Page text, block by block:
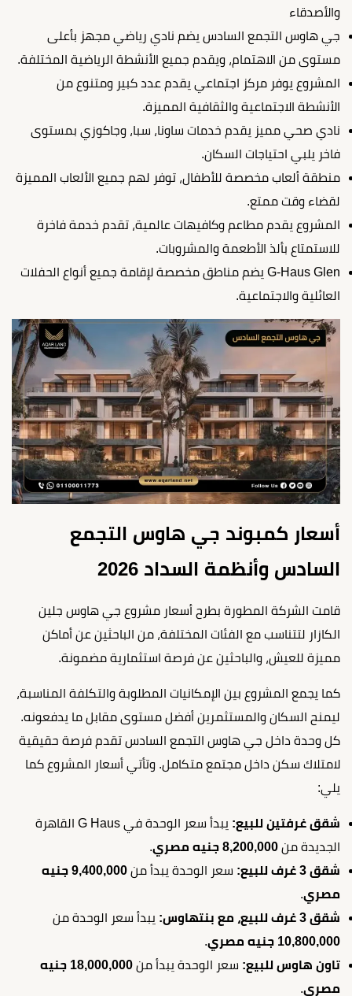
والأصدقاء
جي هاوس التجمع السادس يضم نادي رياضي مجهز بأعلى
مستوى من الاهتمام، ويقدم جميع الأنشطة الرياضية المختلفة.
المشروع يوفر مركز اجتماعي يقدم عدد كبير ومتنوع من
الأنشطة الاجتماعية والثقافية المميزة.
نادي صحي مميز يقدم خدمات ساونا، سبا، وجاكوزي بمستوى
فاخر يلبي احتياجات السكان.
منطقة ألعاب مخصصة للأطفال، توفر لهم جميع الألعاب المميزة
لقضاء وقت ممتع.
المشروع يقدم مطاعم وكافيهات عالمية، تقدم خدمة فاخرة
للاستمتاع بألذ الأطعمة والمشروبات.
G-Haus Glen يضم مناطق مخصصة لإقامة جميع أنواع الحفلات
العائلية والاجتماعية.
أسعار كمبوند جي هاوس التجمع
السادس وأنظمة السداد 2026
قامت الشركة المطورة بطرح أسعار مشروع جي هاوس جلين
الكازار لتتناسب مع الفئات المختلفة، من الباحثين عن أماكن
مميزة للعيش، والباحثين عن فرصة استثمارية مضمونة.
كما يجمع المشروع بين الإمكانيات المطلوبة والتكلفة المناسبة،
ليمنح السكان والمستثمرين أفضل مستوى مقابل ما يدفعونه.
كل وحدة داخل جي هاوس التجمع السادس تقدم فرصة حقيقية
لامتلاك سكن داخل مجتمع متكامل. وتأتي أسعار المشروع كما
يلي:
شقق غرفتين للبيع:
يبدأ سعر الوحدة في G Haus القاهرة
الجديدة من 8,200,000 جنيه مصري
.
شقق 3 غرف للبيع:
سعر الوحدة يبدأ من
9,400,000 جنيه
مصري.
شقق 3 غرف للبيع، مع بنتهاوس:
يبدأ سعر الوحدة من
10,800,000 جنيه مصري
.
تاون هاوس للبيع: سعر الوحدة يبدأ من
18,000,000 جنيه
مصري.